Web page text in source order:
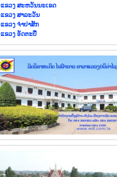
ແຂວງ ສະຫວັນນະເຂດ
ແຂວງ ສາລະວັນ
ແຂວງ ຈຳປາສັກ
ແຂວງ ອັດຕະປື